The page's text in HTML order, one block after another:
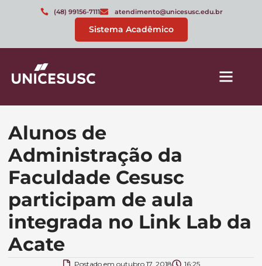
(48) 99156-7111 atendimento@unicesusc.edu.br
Sistema Acadêmico
Alunos de
Administração da
Faculdade Cesusc
participam de aula
integrada no Link Lab da
Acate
Postado em outubro 17, 2018 16:25